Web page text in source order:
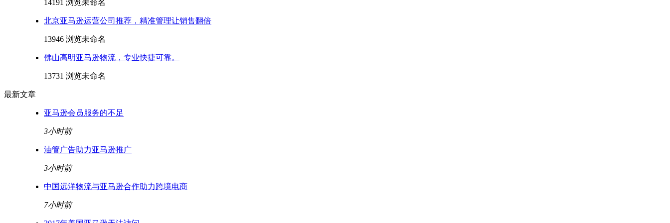
14191 浏览未命名
北京亚马逊运营公司推荐，精准管理让销售翻倍
13946 浏览未命名
佛山高明亚马逊物流，专业快捷可靠。
13731 浏览未命名
最新文章
亚马逊会员服务的不足
3小时前
油管广告助力亚马逊推广
3小时前
中国远洋物流与亚马逊合作助力跨境电商
7小时前